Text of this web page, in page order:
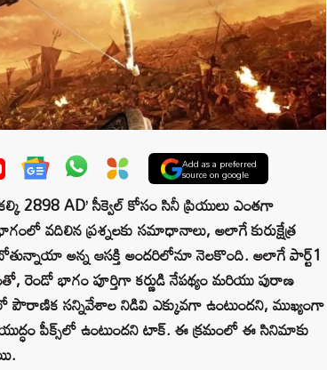
Add as a preferred
source on google
2898 AD’ సీక్వెల్ కోసం సినీ ప్రియులు ఎంతగా
వదిలిన ప్రశ్నలకు సమాధానాలు, అలాగే కురుక్షేత్ర
అన్న ఆసక్తి అందరిలోనూ నెలకొంది. అలాగే పార్ట్1
రెండో భాగం పూర్తిగా కర్ణుడి నేపథ్యం మరియు పురాణ
పౌరాణిక సన్నివేశాల నిడివి ఎక్కువగా ఉంటుందని, ముఖ్యంగా
పీక్స్‌లో ఉంటుందని టాక్. ఈ క్రమంలో ఈ సినిమాకు